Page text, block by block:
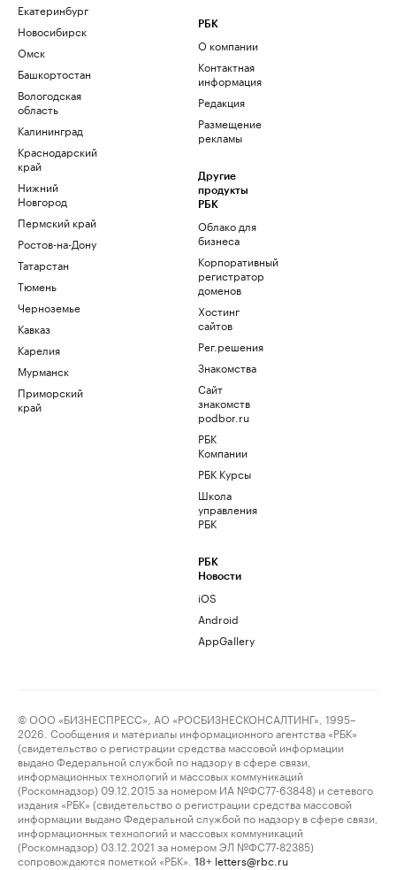
Екатеринбург
Новосибирск
Омск
Башкортостан
Вологодская
область
Калининград
Краснодарский
край
Нижний
Новгород
Пермский край
Ростов-на-Дону
Татарстан
Тюмень
Черноземье
Кавказ
Карелия
Мурманск
Приморский
край
РБК
О компании
Контактная
информация
Редакция
Размещение
рекламы
Другие
продукты
РБК
Облако для
бизнеса
Корпоративный
регистратор
доменов
Хостинг
сайтов
Рег.решения
Знакомства
Сайт
знакомств
podbor.ru
РБК
Компании
РБК Курсы
Школа
управления
РБК
РБК
Новости
iOS
Android
AppGallery
© ООО «БИЗНЕСПРЕСС», АО «РОСБИЗНЕСКОНСАЛТИНГ», 1995–
2026. Сообщения и материалы информационного агентства «РБК»
(свидетельство о регистрации средства массовой информации
выдано Федеральной службой по надзору в сфере связи,
информационных технологий и массовых коммуникаций
(Роскомнадзор) 09.12.2015 за номером ИА №ФС77-63848) и сетевого
издания «РБК» (свидетельство о регистрации средства массовой
информации выдано Федеральной службой по надзору в сфере связи,
информационных технологий и массовых коммуникаций
(Роскомнадзор) 03.12.2021 за номером ЭЛ №ФС77-82385)
сопровождаются пометкой «РБК».
18+ letters@rbc.ru